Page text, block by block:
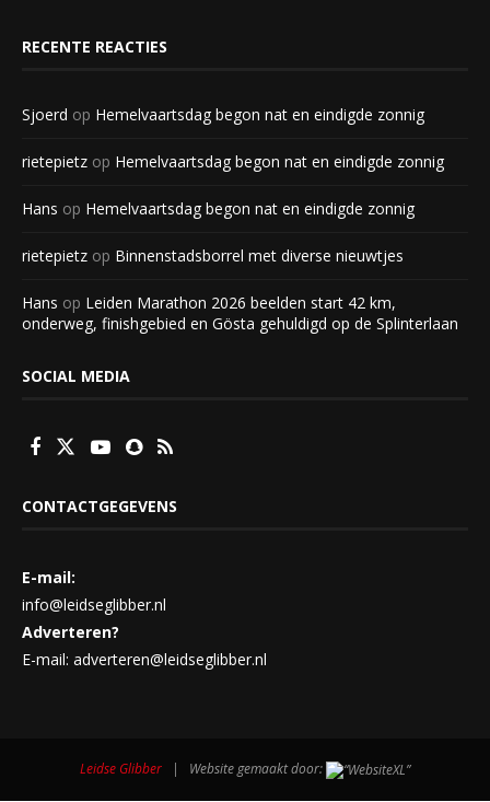
RECENTE REACTIES
Sjoerd op Hemelvaartsdag begon nat en eindigde zonnig
rietepietz op Hemelvaartsdag begon nat en eindigde zonnig
Hans op Hemelvaartsdag begon nat en eindigde zonnig
rietepietz op Binnenstadsborrel met diverse nieuwtjes
Hans op Leiden Marathon 2026 beelden start 42 km,
onderweg, finishgebied en Gösta gehuldigd op de Splinterlaan
SOCIAL MEDIA
CONTACTGEGEVENS
E-mail:
info@leidseglibber.nl
Adverteren?
E-mail: adverteren@leidseglibber.nl
Leidse Glibber | Website gemaakt door: